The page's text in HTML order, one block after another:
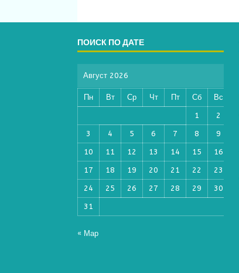
ПОИСК ПО ДАТЕ
Август 2026
Пн Вт Ср Чт Пт Сб Вс
1 2
3 4 5 6 7 8 9
10 11 12 13 14 15 16
17 18 19 20 21 22 23
24 25 26 27 28 29 30
31
« Мар